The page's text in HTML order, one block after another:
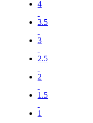
4
3.5
3
2.5
2
1.5
1